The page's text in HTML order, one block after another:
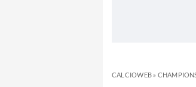
CALCIOWEB»